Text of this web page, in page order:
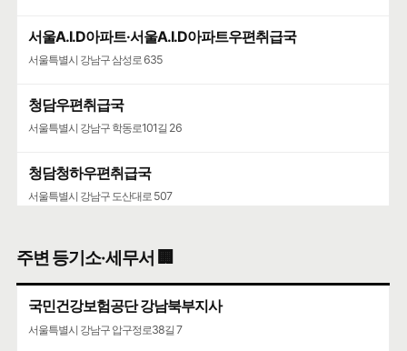
서울A.I.D아파트·서울A.I.D아파트우편취급국
서울특별시 강남구 삼성로 635
청담우편취급국
서울특별시 강남구 학동로101길 26
청담청하우편취급국
서울특별시 강남구 도산대로 507
주변 등기소·세무서 🏢
국민건강보험공단 강남북부지사
서울특별시 강남구 압구정로38길 7